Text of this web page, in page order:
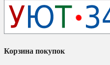
Корзина покупок